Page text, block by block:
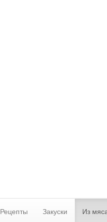
Рецепты Закуски Из